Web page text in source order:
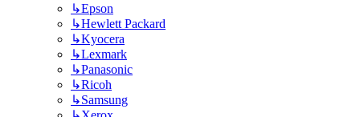
↳Epson
↳Hewlett Packard
↳Kyocera
↳Lexmark
↳Panasonic
↳Ricoh
↳Samsung